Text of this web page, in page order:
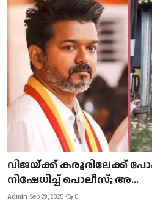
വിജയ്ക്ക് കരൂരിലേക്ക്
നിഷേധിച്ച് പൊലീസ്; അ...
Admin Sep 29, 2025 0